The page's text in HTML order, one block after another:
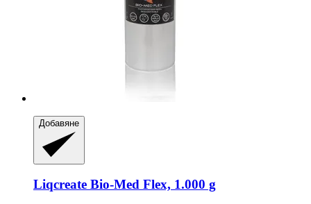
Добавяне
Liqcreate Bio-​Med Flex, 1.000 g